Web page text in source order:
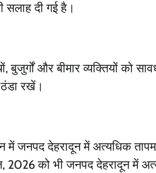
सलाह दी गई है।
और बीमार व्यक्तियों को
रखें।
में जनपद देहरादून में अत्यधिक
2026 को भी जनपद देहरादून में